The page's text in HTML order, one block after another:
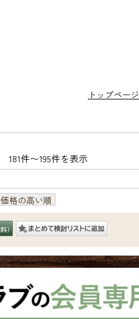
トップページ
181件〜195件を表示
価格の高い順